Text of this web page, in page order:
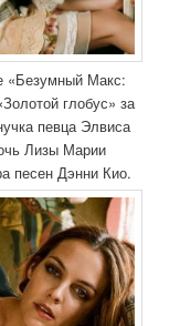
«Безумный Макс:
глобус» за
певца Элвиса
Лизы Марии
песен Дэнни Кио.